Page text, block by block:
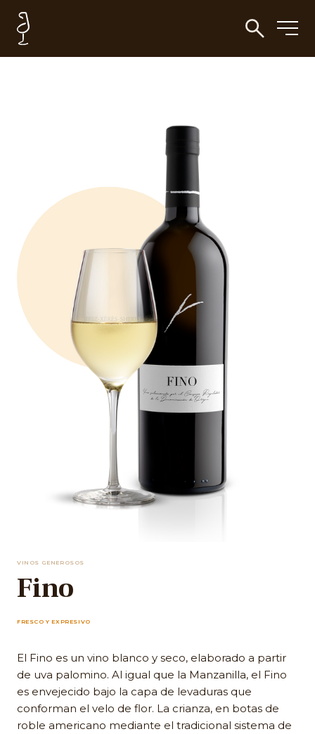
VINOS GENEROSOS
Fino
FRESCO Y EXPRESIVO
El Fino es un vino blanco y seco, elaborado a partir
de uva palomino. Al igual que la Manzanilla, el Fino
es envejecido bajo la capa de levaduras que
conforman el velo de flor. La crianza, en botas de
roble americano mediante el tradicional sistema de